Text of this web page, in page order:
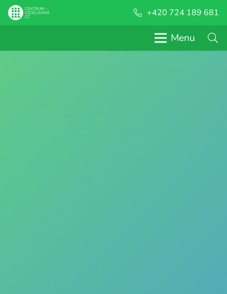
+420 724 189 681
Menu